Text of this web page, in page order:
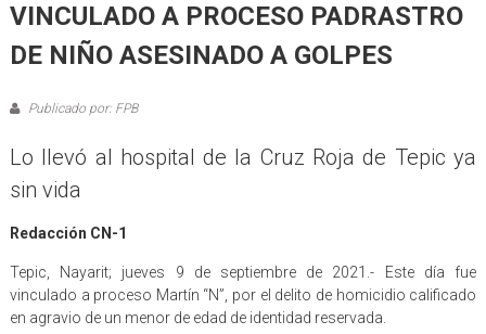
VINCULADO A PROCESO PADRASTRO
DE NIÑO ASESINADO A GOLPES
Publicado por: FPB
Lo llevó al hospital de la Cruz Roja de Tepic ya
sin vida
Redacción CN-1
Tepic, Nayarit; jueves 9 de septiembre de 2021.- Este día fue
vinculado a proceso Martín “N”, por el delito de homicidio calificado
en agravio de un menor de edad de identidad reservada.